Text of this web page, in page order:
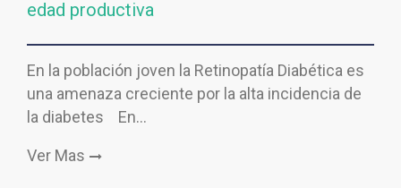
edad productiva
En la población joven la Retinopatía Diabética es
una amenaza creciente por la alta incidencia de
la diabetes En…
Ver Mas